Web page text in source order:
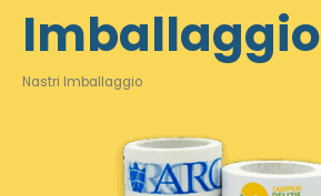
Imballaggio
Nastri Imballaggio